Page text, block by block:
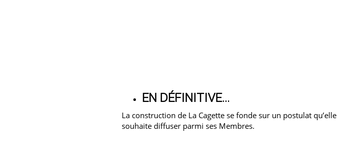
EN DÉFINITIVE...
La construction de La Cagette se fonde sur un postulat qu’elle
souhaite diffuser parmi ses Membres.